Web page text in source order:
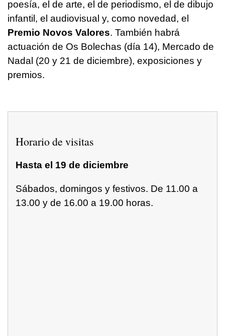
poesía, el de arte, el de periodismo, el de dibujo
infantil, el audiovisual y, como novedad, el
Premio Novos Valores. También habrá
actuación de Os Bolechas (día 14), Mercado de
Nadal (20 y 21 de diciembre), exposiciones y
premios.
Horario de visitas
Hasta el 19 de diciembre
Sábados, domingos y festivos. De 11.00 a
13.00 y de 16.00 a 19.00 horas.